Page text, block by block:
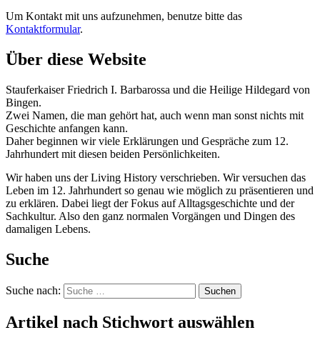
Um Kontakt mit uns aufzunehmen, benutze bitte das
Kontaktformular.
Über diese Website
Stauferkaiser Friedrich I. Barbarossa und die Heilige Hildegard von
Bingen.
Zwei Namen, die man gehört hat, auch wenn man sonst nichts mit
Geschichte anfangen kann.
Daher beginnen wir viele Erklärungen und Gespräche zum 12.
Jahrhundert mit diesen beiden Persönlichkeiten.
Wir haben uns der Living History verschrieben. Wir versuchen das
Leben im 12. Jahrhundert so genau wie möglich zu präsentieren und
zu erklären. Dabei liegt der Fokus auf Alltagsgeschichte und der
Sachkultur. Also den ganz normalen Vorgängen und Dingen des
damaligen Lebens.
Suche
Suche nach: Suchen
Artikel nach Stichwort auswählen